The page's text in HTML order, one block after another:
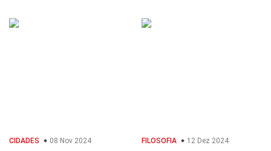
CIDADES 08 Nov 2024 FILOSOFIA 12 Dez 2024